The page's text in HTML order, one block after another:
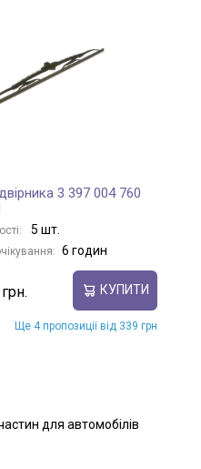
3 397 004 760
5 шт.
6 годин
КУПИТИ
Ще 4 пропозиції від 339 грн
для автомобілів